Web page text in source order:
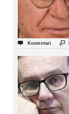
 Komentari 